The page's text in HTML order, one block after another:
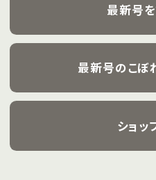
最新号
最新号のこぼ
ショッ